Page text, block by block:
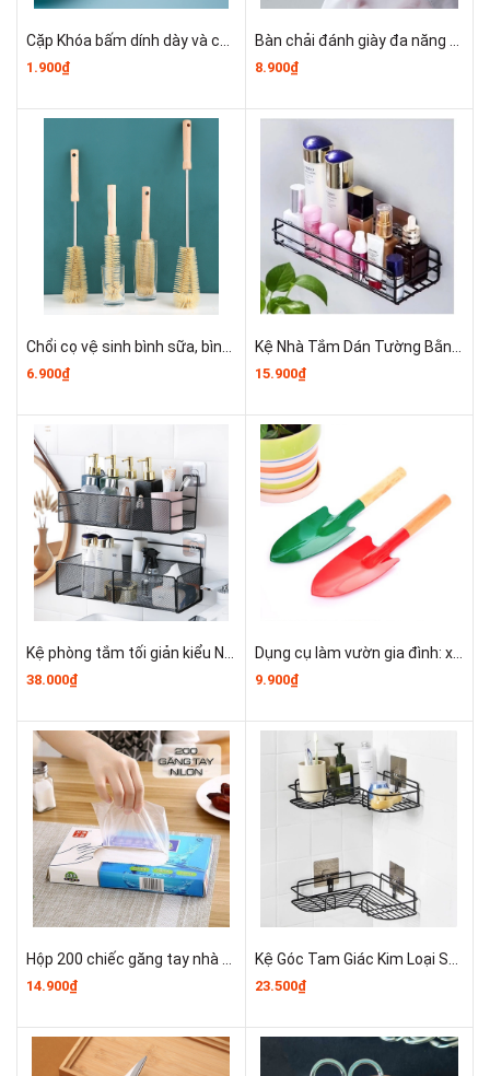
Cặp Khóa bấm dính dày và chắc chắn dán tường treo đồ dùng, giá đỡ ổ cắm điện gắn tường chịu lực A0522
1.900₫
Bàn chải đánh giày đa năng dùng trong gia đình, dụng cụ đánh giày giặt quần áo có bình đựng xà phòng A2943
8.900₫
Chổi cọ vệ sinh bình sữa, bình giữ nhiệt, ấm đun nước và cốc đựng nước chổi dài có thể treo A3112
6.900₫
Kệ Nhà Tắm Dán Tường Bằng Kim Loại, Kệ Gia Vị Nhà Bếp Đựng Đồ Trang Trí Decor Phòng Khách A2751
15.900₫
Kệ phòng tắm tối giản kiểu Nhật, giá đựng sữa tắm, bàn trang điểm, giỏ treo nhiều móc dung tích lớn A2743
38.000₫
Dụng cụ làm vườn gia đình: xẻng, nhổ cỏ, xới đất, dụng cụ trồng cây trong chậu, xẻng nhỏ cán gỗ, xẻng đào cát cho trẻ em A2721
9.900₫
Hộp 200 chiếc găng tay nhà bếp dùng một lần dày, có thể co lại, màng nhựa PVC dùng trong thực phẩm A2623
14.900₫
Kệ Góc Tam Giác Kim Loại Sơn Tĩnh Điện Để Đồ Kệ Nhà Tắm Dán Tường Tiện Lợi T0712
23.500₫